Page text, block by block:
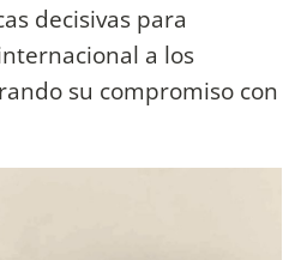
decisivas para
a los
su compromiso con